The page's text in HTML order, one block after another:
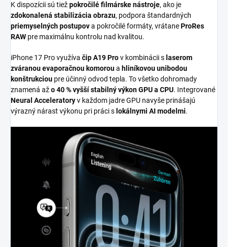
K dispozícii sú tiežpokročilé filmárske nástroje, ako je
zdokonalená stabilizácia obrazu, podpora štandardných
priemyselných postupova pokročilé formáty, vrátaneProRes
RAW pre maximálnu kontrolu nad kvalitou.
iPhone 17 Pro využíva čip A19 Prov kombinácii s laserom
zváranou evaporačnou komoroua hliníkovou unibodou
konštrukciou pre účinný odvod tepla. To všetko dohromady
znamená ažo 40 % vyšší stabilný výkon GPU a CPU. Integrované
Neural Acceleratoryv každom jadre GPU navyše prinášajú
výrazný nárast výkonu pri práci s lokálnymi AI modelmi.